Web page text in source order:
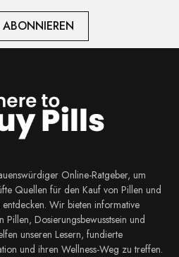
ABONNIEREN
Online-Ratgeber, um
Quellen für den Kauf von Pillen und
Wir bieten informative
Dosierungsbewusstsein und
unseren Lesern, fundierte
und ihren Wellness-Weg zu treffen.